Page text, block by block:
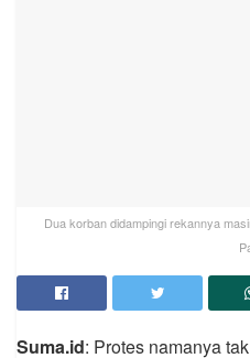
Dua korban didampingi rekannya
Suma.id: Protes namanya